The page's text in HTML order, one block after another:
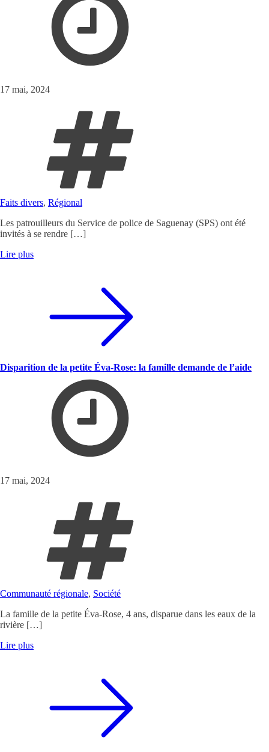
17 mai, 2024
Faits divers, Régional
Les patrouilleurs du Service de police de Saguenay (SPS) ont été
invités à se rendre […]
Lire plus
Disparition de la petite Éva-Rose: la famille demande de l’aide
17 mai, 2024
Communauté régionale, Société
La famille de la petite Éva-Rose, 4 ans, disparue dans les eaux de la
rivière […]
Lire plus